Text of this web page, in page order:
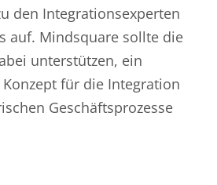
den Integrationsexperten
auf. Mindsquare sollte die
unterstützen, ein
für die Integration
Geschäftsprozesse